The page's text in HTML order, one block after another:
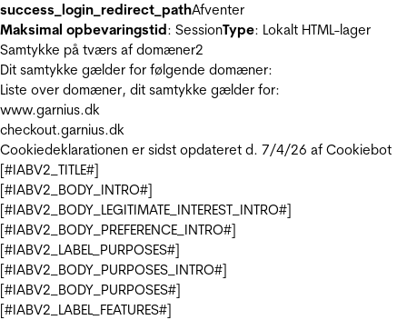
success_login_redirect_pathAfventer
Maksimal opbevaringstid: SessionType: Lokalt HTML-lager
Samtykke på tværs af domæner2
Dit samtykke gælder for følgende domæner:
Liste over domæner, dit samtykke gælder for:
www.garnius.dk
checkout.garnius.dk
Cookiedeklarationen er sidst opdateret d. 7/4/26 af Cookiebot
[#IABV2_TITLE#]
[#IABV2_BODY_INTRO#]
[#IABV2_BODY_LEGITIMATE_INTEREST_INTRO#]
[#IABV2_BODY_PREFERENCE_INTRO#]
[#IABV2_LABEL_PURPOSES#]
[#IABV2_BODY_PURPOSES_INTRO#]
[#IABV2_BODY_PURPOSES#]
[#IABV2_LABEL_FEATURES#]